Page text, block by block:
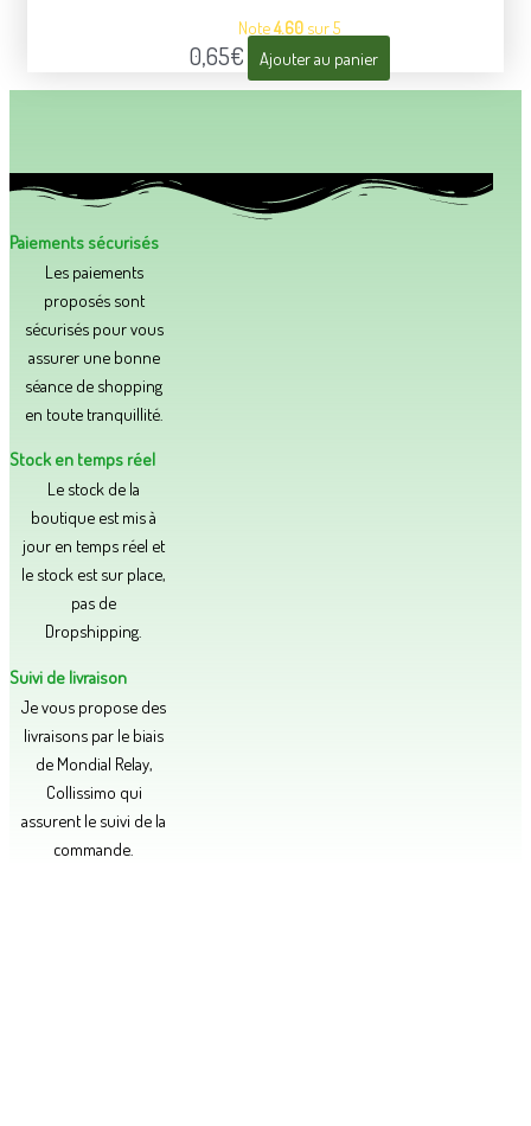
Note4.60 sur 5
0,65€ Ajouter au panier
Paiements sécurisés
Les paiements
proposés sont
sécurisés pour vous
assurer une bonne
séance de shopping
en toute tranquillité.​
Stock en temps réel
Le stock de la
boutique est mis à
jour en temps réel et
le stock est sur place,
pas de
Dropshipping.
Suivi de livraison
Je vous propose des
livraisons par le biais
de Mondial Relay,
Collissimo qui
assurent le suivi de la
commande.